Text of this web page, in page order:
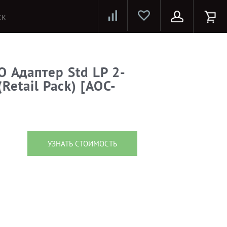
Адаптер Std LP 2-
Pack) [AOC-
УЗНАТЬ СТОИМОСТЬ